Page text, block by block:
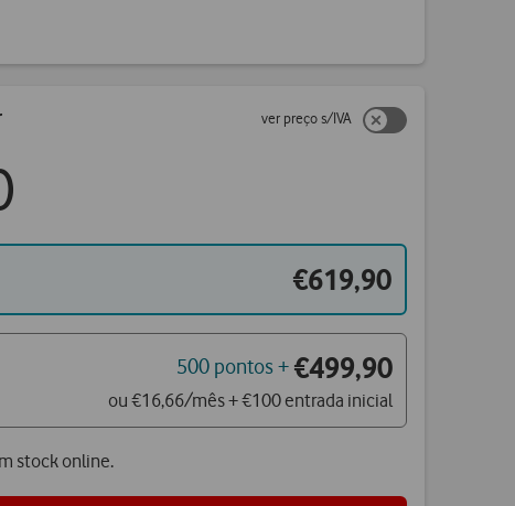
ver preço s/IVA
€619,90
500 pontos + €499,90
ou €16,66/mês + €100 entrada inicial
stock online.